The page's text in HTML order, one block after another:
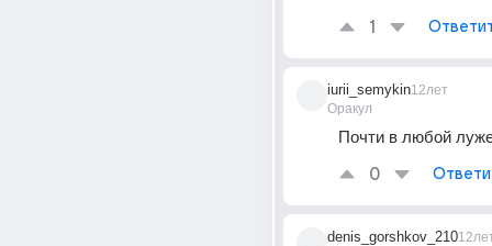
1
iurii_semykin
Оракул
12лет
Почти в любой
0
denis_gorshkov_210